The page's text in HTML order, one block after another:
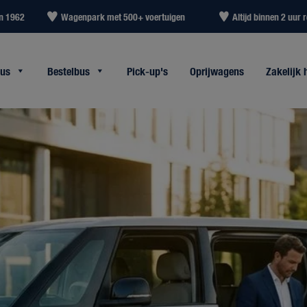
1962 Wagenpark met 500+ voertuigen Altijd binnen 2 uur
Bestelbus Pick-up's Oprijwagens Zakelijk